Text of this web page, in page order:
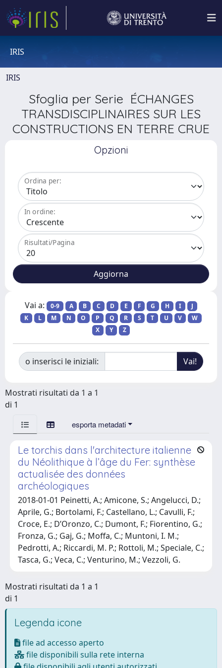
IRIS
IRIS
Sfoglia per Serie ÉCHANGES
TRANSDISCIPLINAIRES SUR LES
CONSTRUCTIONS EN TERRE CRUE
Opzioni
Ordina per:
In ordine:
Risultati/Pagina
Vai a: 0-9 A B C D E F G H I
J
K
L M N O P Q R S T U V
W
X
Y Z
o inserisci le iniziali:
Mostrati risultati da 1 a 1
di 1
esporta metadati
Le torchis dans l'architecture italienne
du Néolithique à l’âge du Fer: synthèse
actualisée des données
archéologiques
2018-01-01 Peinetti, A.; Amicone, S.; Angelucci, D.;
Aprile, G.; Bortolami, F.; Castellano, L.; Cavulli, F.;
Croce, E.; D’Oronzo, C.; Dumont, F.; Fiorentino, G.;
Fronza, G.; Gaj, G.; Moffa, C.; Muntoni, I. M.;
Pedrotti, A.; Riccardi, M. P.; Rottoli, M.; Speciale, C.;
Tasca, G.; Veca, C.; Venturino, M.; Vezzoli, G.
Mostrati risultati da 1 a 1
di 1
Legenda icone
file ad accesso aperto
file disponibili sulla rete interna